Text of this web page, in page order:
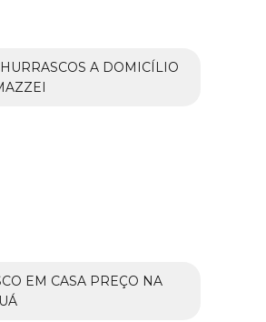
A DOMICÍLIO
EM CASA PREÇO NA